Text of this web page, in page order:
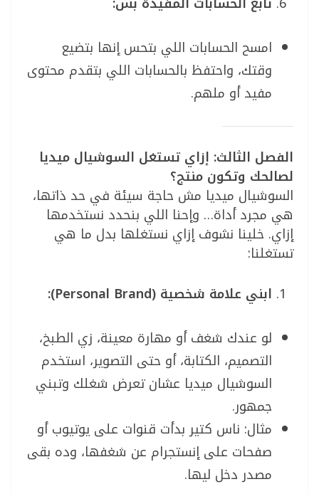
امسح الحسابات اللي بتحس إنها بتضيع
وقتك، واحتفظ بالحسابات اللي بتقدم محتوى
مفيد أو ملهم.
الفصل الثالث: إزاي تستغل السوشيال ميديا
لصالحك وتكون منتج؟
السوشيال ميديا مش حاجة سيئة في حد ذاتها،
هي مجرد أداة… وإحنا اللي بنحدد نستخدمها
إزاي. خلينا نشوف إزاي نستغلها بدل ما هي
تستغلنا:
ابني علامة شخصية (Personal Brand):
لو عندك شغف أو مهارة معينة، زي الطبخ،
التصميم، الكتابة، أو حتى التصوير، استخدم
السوشيال ميديا عشان تعرض شغلك وتبني
جمهور.
مثال: ناس كتير بدأت قنوات على يوتيوب أو
صفحات على إنستجرام عن شغفها، وده بقى
مصدر دخل ليها.